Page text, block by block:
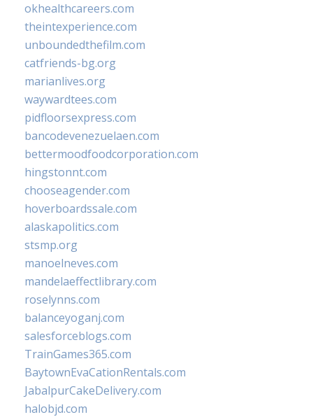
okhealthcareers.com
theintexperience.com
unboundedthefilm.com
catfriends-bg.org
marianlives.org
waywardtees.com
pidfloorsexpress.com
bancodevenezuelaen.com
bettermoodfoodcorporation.com
hingstonnt.com
chooseagender.com
hoverboardssale.com
alaskapolitics.com
stsmp.org
manoelneves.com
mandelaeffectlibrary.com
roselynns.com
balanceyoganj.com
salesforceblogs.com
TrainGames365.com
BaytownEvaCationRentals.com
JabalpurCakeDelivery.com
halobjd.com